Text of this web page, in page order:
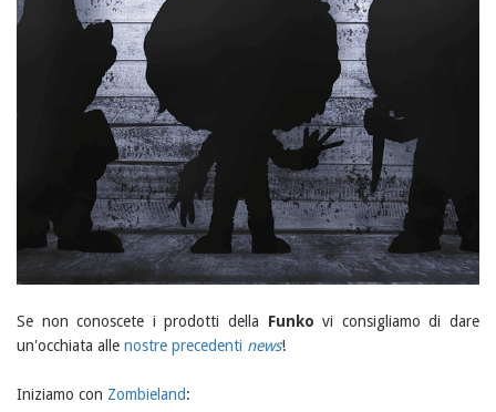
Se non conoscete i prodotti della Funko vi consigliamo di dare
un'occhiata alle nostre precedenti news!
Iniziamo con Zombieland: